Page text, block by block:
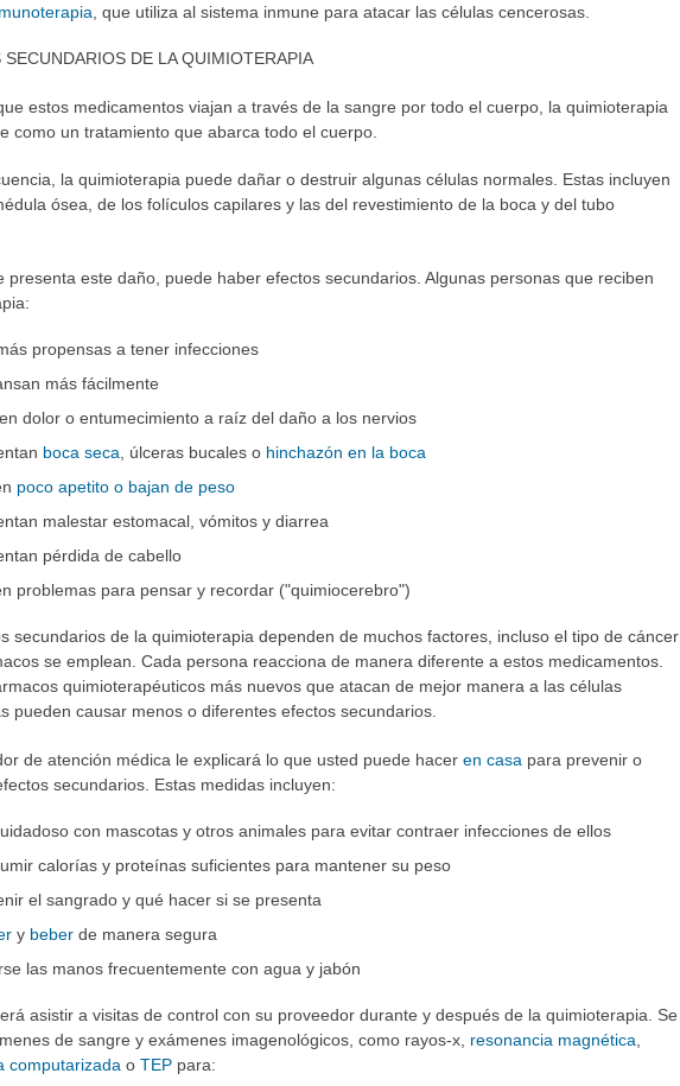
, que utiliza al sistema inmune para atacar las células cencerosas.
SECUNDARIOS DE LA QUIMIOTERAPIA
estos medicamentos viajan a través de la sangre por todo el cuerpo, la quimioterapia
como un tratamiento que abarca todo el cuerpo.
la quimioterapia puede dañar o destruir algunas células normales. Estas incluyen
ósea, de los folículos capilares y las del revestimiento de la boca y del tubo
presenta este daño, puede haber efectos secundarios. Algunas personas que reciben
propensas a tener infecciones
más fácilmente
dolor o entumecimiento a raíz del daño a los nervios
boca seca, úlceras bucales o hinchazón en la boca
poco apetito o bajan de peso
malestar estomacal, vómitos y diarrea
pérdida de cabello
problemas para pensar y recordar ("quimiocerebro")
secundarios de la quimioterapia dependen de muchos factores, incluso el tipo de cáncer
se emplean. Cada persona reacciona de manera diferente a estos medicamentos.
quimioterapéuticos más nuevos que atacan de mejor manera a las células
pueden causar menos o diferentes efectos secundarios.
de atención médica le explicará lo que usted puede hacer en casapara prevenir o
secundarios. Estas medidas incluyen:
con mascotas y otros animales para evitar contraer infecciones de ellos
calorías y proteínas suficientes para mantener su peso
el sangrado y qué hacer si se presenta
y beber de manera segura
las manos frecuentemente con agua y jabón
asistir a visitas de control con su proveedor durante y después de la quimioterapia. Se
de sangre y exámenes imagenológicos, como rayos-x, resonancia magnética,
computarizadao TEPpara: